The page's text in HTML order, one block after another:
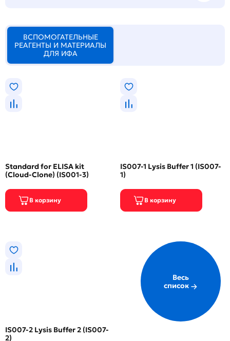
ВСПОМОГАТЕЛЬНЫЕ
РЕАГЕНТЫ И МАТЕРИАЛЫ
ДЛЯ ИФА
Standard for ELISA kit
(Cloud-Clone) (IS001-3)
IS007-1 Lysis Buffer 1 (IS007-
1)
IS007-2 Lysis Buffer 2 (IS007-
2)
Весь
список